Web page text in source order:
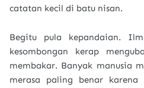
catatan kecil di batu nisan.
Begitu pula kepandaian.
kesombongan kerap
membakar. Banyak manusia
merasa paling benar karena